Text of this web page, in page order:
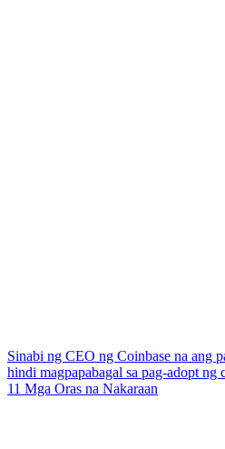
Sinabi ng CEO ng Coinbase na ang
hindi magpapabagal sa pag-adopt ng
11 Mga Oras na Nakaraan